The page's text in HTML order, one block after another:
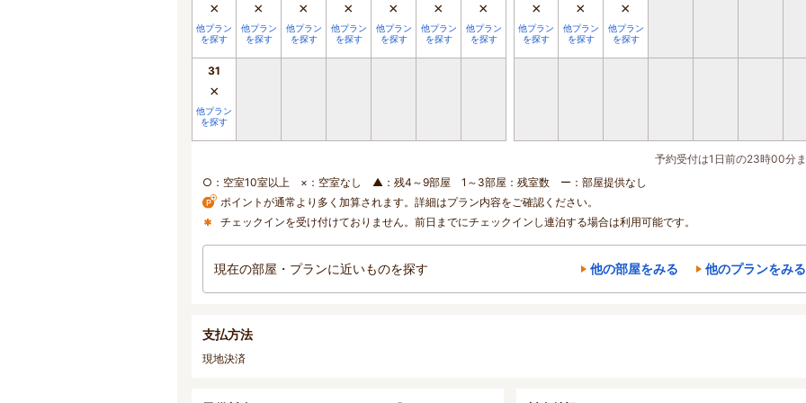
×
他プラン
を探す
×
他プラン
を探す
×
他プラン
を探す
×
他プラン
を探す
×
他プラン
を探す
×
他プラン
を探す
×
他プラン
を探す
31
×
他プラン
を探す
×
他プラン
を探す
×
他プラン
を探す
×
他プラン
を探す
予約受付は1日前の23時00分
○：空室10室以上 ×：空室なし ▲：残4～9部屋 1～3部屋：残室数 ー：部屋提供なし
ポイントが通常より多く加算されます。詳細はプラン内容をご確認ください。
チェックインを受け付けておりません。前日までにチェックインし連泊する場合は利用可能です。
現在の部屋・プランに近いものを探す 他の部屋をみる 他のプランをみる
支払方法
現地決済